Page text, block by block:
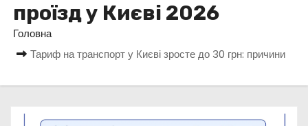
проїзд у Києві 2026
Головна
Тариф на транспорт у Києві зросте до 30 грн: причини